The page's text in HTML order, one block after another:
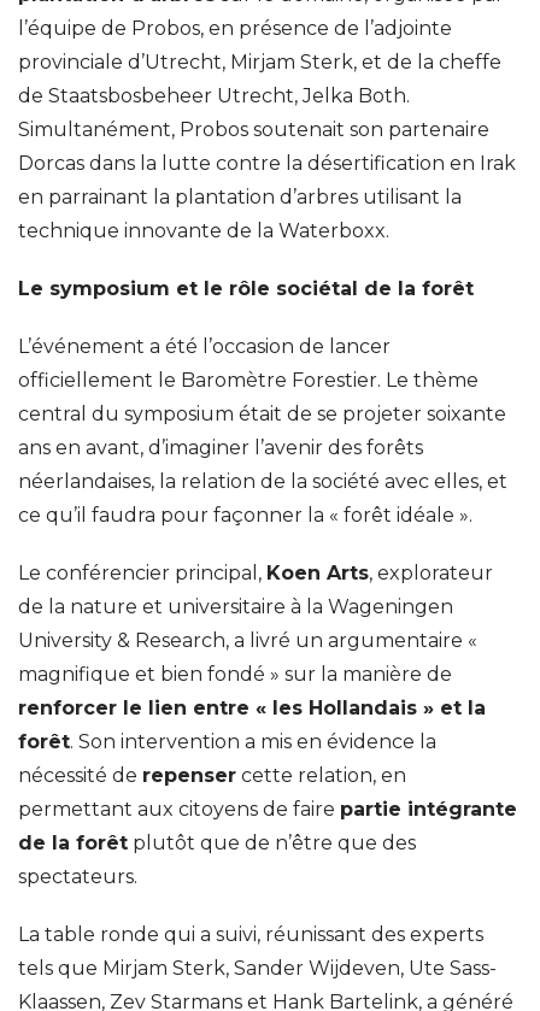
l’équipe de Probos, en présence de l’adjointe
provinciale d’Utrecht, Mirjam Sterk, et de la cheffe
de Staatsbosbeheer Utrecht, Jelka Both.
Simultanément, Probos soutenait son partenaire
Dorcas dans la lutte contre la désertification en Irak
en parrainant la plantation d’arbres utilisant la
technique innovante de la Waterboxx.
Le symposium et le rôle sociétal de la forêt
L’événement a été l’occasion de lancer
officiellement le Baromètre Forestier. Le thème
central du symposium était de se projeter soixante
ans en avant, d’imaginer l’avenir des forêts
néerlandaises, la relation de la société avec elles, et
ce qu’il faudra pour façonner la « forêt idéale ».
Le conférencier principal, Koen Arts, explorateur
de la nature et universitaire à la Wageningen
University & Research, a livré un argumentaire «
magnifique et bien fondé » sur la manière de
renforcer le lien entre « les Hollandais » et la
forêt. Son intervention a mis en évidence la
nécessité de repenser cette relation, en
permettant aux citoyens de faire partie intégrante
de la forêt plutôt que de n’être que des
spectateurs.
La table ronde qui a suivi, réunissant des experts
tels que Mirjam Sterk, Sander Wijdeven, Ute Sass-
Klaassen, Zev Starmans et Hank Bartelink, a généré